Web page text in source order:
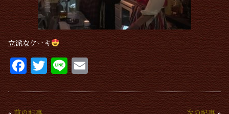
立派なケーキ
Fa
ce
bo
T
wi
tte
Li
ne
E
m
ail